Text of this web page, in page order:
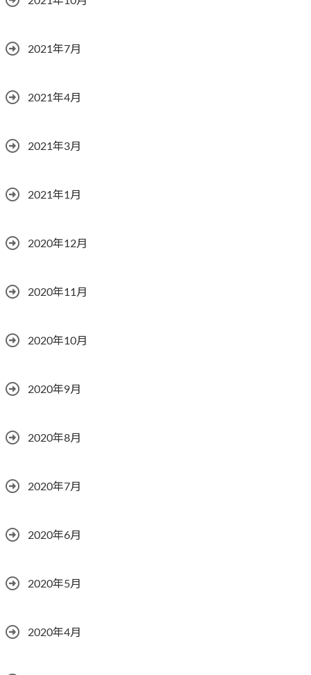
2021年7月
2021年4月
2021年3月
2021年1月
2020年12月
2020年11月
2020年10月
2020年9月
2020年8月
2020年7月
2020年6月
2020年5月
2020年4月